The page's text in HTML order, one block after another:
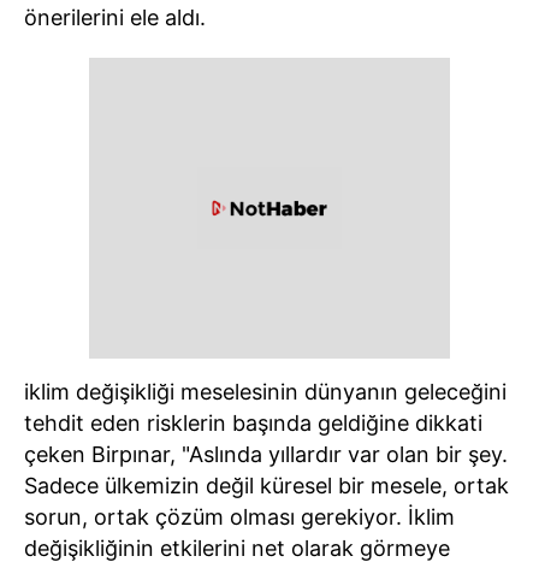
önerilerini ele aldı.
iklim değişikliği meselesinin dünyanın geleceğini
tehdit eden risklerin başında geldiğine dikkati
çeken Birpınar, "Aslında yıllardır var olan bir şey.
Sadece ülkemizin değil küresel bir mesele, ortak
sorun, ortak çözüm olması gerekiyor. İklim
değişikliğinin etkilerini net olarak görmeye